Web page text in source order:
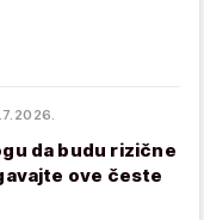
da budu rizične
ove česte